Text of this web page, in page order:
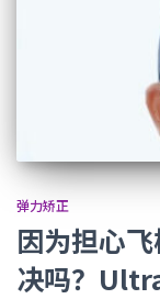
弹力矫正
因为担心
决吗？